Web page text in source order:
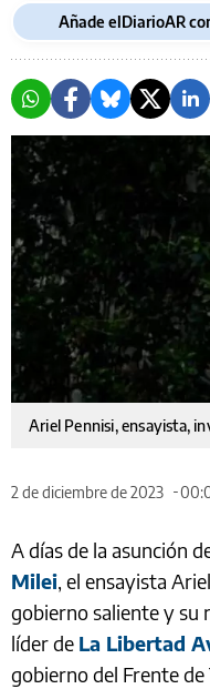
Añade elDiarioAR
Ariel Pennisi, ensayista,
2 de diciembre de 2023
A días de la asunción
Milei, el ensayista
gobierno saliente y su
líder de La Libertad
gobierno del Frente